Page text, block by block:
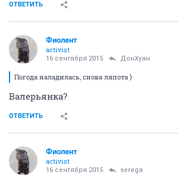
ОТВЕТИТЬ
Фиолент
activist
16 сентября 2015 ДонХуан
Погода наладилась, снова ляпота )
Валерьянка?
ОТВЕТИТЬ
Фиолент
activist
16 сентября 2015 serega